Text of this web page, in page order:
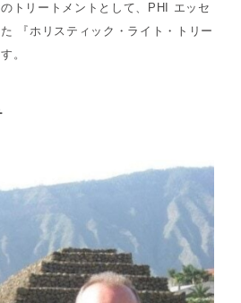
トリートメントとして、PHI エッセ
『ホリスティック・ライト・トリー
。